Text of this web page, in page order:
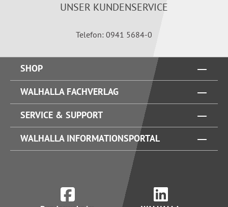
UNSER KUNDENSERVICE
Telefon: 0941 5684-0
SHOP
WALHALLA FACHVERLAG
SERVICE & SUPPORT
WALHALLA INFORMATIONSPORTAL